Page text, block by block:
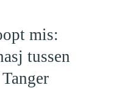
mis:
tussen